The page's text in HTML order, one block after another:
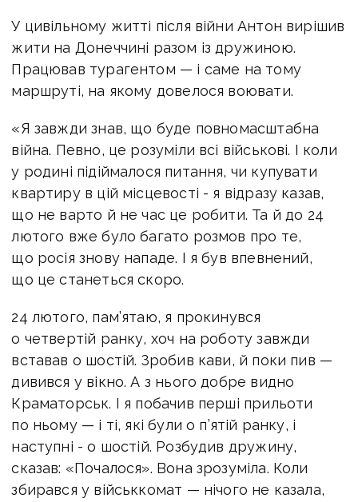
У цивільному житті після війни Антон вирішив
жити на Донеччині разом із дружиною.
Працював турагентом — і саме на тому
маршруті, на якому довелося воювати.
«Я завжди знав, що буде повномасштабна
війна. Певно, це розуміли всі військові. І коли
у родині підіймалося питання, чи купувати
квартиру в цій місцевості - я відразу казав,
що не варто й не час це робити. Та й до 24
лютого вже було багато розмов про те,
що росія знову нападе. І я був впевнений,
що це станеться скоро.
24 лютого, пам’ятаю, я прокинувся
о четвертій ранку, хоч на роботу завжди
вставав о шостій. Зробив кави, й поки пив —
дивився у вікно. А з нього добре видно
Краматорськ. І я побачив перші прильоти
по ньому — і ті, які були о п’ятій ранку, і
наступні - о шостій. Розбудив дружину,
сказав: «Почалося». Вона зрозуміла. Коли
збирався у військкомат — нічого не казала,